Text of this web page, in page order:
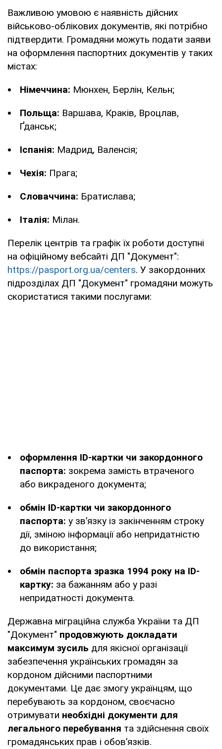
Важливою умовою є наявність дійсних
військово-облікових документів, які потрібно
підтвердити. Громадяни можуть подати заяви
на оформлення паспортних документів у таких
містах:
Німеччина: Мюнхен, Берлін, Кельн;
Польща: Варшава, Краків, Вроцлав,
Ґданськ;
Іспанія: Мадрид, Валенсія;
Чехія: Прага;
Словаччина: Братислава;
Італія: Мілан.
Перелік центрів та графік їх роботи доступні
на офіційному вебсайті ДП "Документ":
https://pasport.org.ua/centers. У закордонних
підрозділах ДП "Документ" громадяни можуть
скористатися такими послугами:
оформлення ID-картки чи закордонного
паспорта: зокрема замість втраченого
або викраденого документа;
обмін ID-картки чи закордонного
паспорта: у зв’язку із закінченням строку
дії, зміною інформації або непридатністю
до використання;
обмін паспорта зразка 1994 року на ID-
картку: за бажанням або у разі
непридатності документа.
Державна міграційна служба України та ДП
"Документ" продовжують докладати
максимум зусиль для якісної організації
забезпечення українських громадян за
кордоном дійсними паспортними
документами. Це дає змогу українцям, що
перебувають за кордоном, своєчасно
отримувати необхідні документи для
легального перебування та здійснення своїх
громадянських прав і обов’язків.